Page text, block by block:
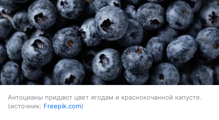
Антоцианы придают цвет ягодам и краснокочанной капусте.
источник: Freepik.com